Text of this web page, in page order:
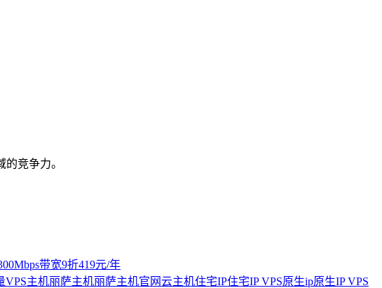
竞争力。
带宽9折419元/年
VPS主机丽萨主机丽萨主机官网云主机住宅IP住宅IP VPS原生ip原生IP VPS